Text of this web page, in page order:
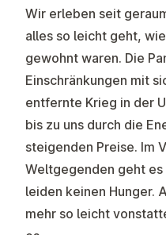
Wir erleben seit
alles so leicht geht,
gewohnt waren. Die
Einschränkungen mit
entfernte Krieg in der
bis zu uns durch die
steigenden Preise. Im
Weltgegenden geht es
leiden keinen Hunger.
mehr so leicht